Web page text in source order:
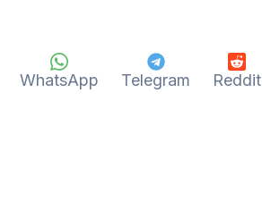
WhatsApp Telegram Reddit